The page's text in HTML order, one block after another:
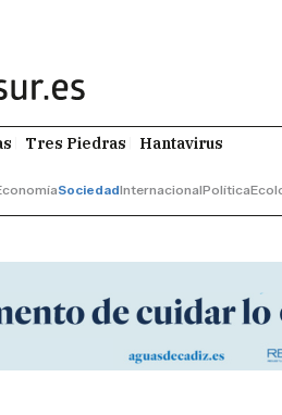
Tres Piedras Hantavirus
SociedadInternacionalPolítica